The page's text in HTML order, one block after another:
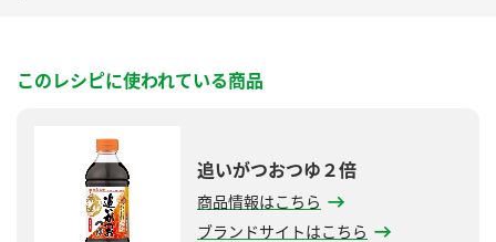
このレシピに使われている商品
追いがつおつゆ２倍
商品情報はこちら
ブランドサイトはこちら